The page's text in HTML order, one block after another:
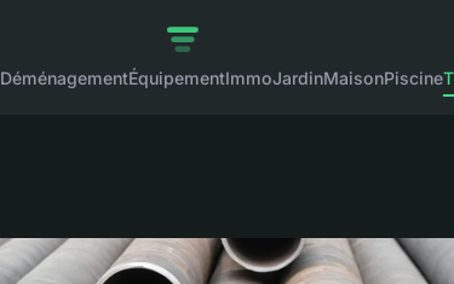
DéménagementÉquipementImmoJardinMaisonPiscine